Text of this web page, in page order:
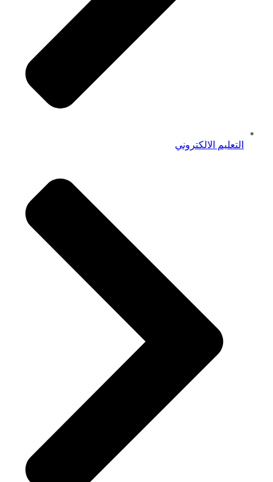
التعليم الالكتروني